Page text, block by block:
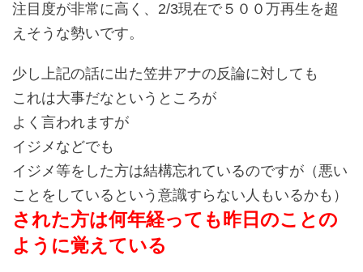
注目度が非常に高く、2/3現在で５００万再生を超
えそうな勢いです。
少し上記の話に出た笠井アナの反論に対しても
これは大事だなというところが
よく言われますが
イジメなどでも
イジメ等をした方は結構忘れているのですが（悪い
ことをしているという意識すらない人もいるかも）
された方は何年経っても昨日のことの
ように覚えている